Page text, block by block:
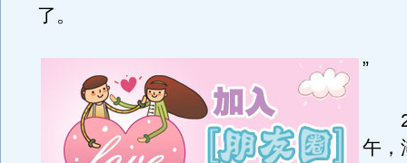
了。
”
2
午，